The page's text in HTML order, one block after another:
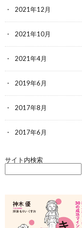
2021年12月
2021年10月
2021年4月
2019年6月
2017年8月
2017年6月
サイト内検索